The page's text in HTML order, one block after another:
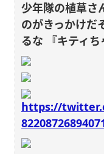
少年隊の植草さ
のがきっかけだ
るな
『キティ
https://